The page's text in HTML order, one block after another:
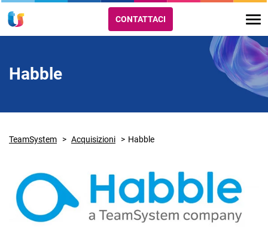
CONTATTACI
Habble
TeamSystem Acquisizioni Habble